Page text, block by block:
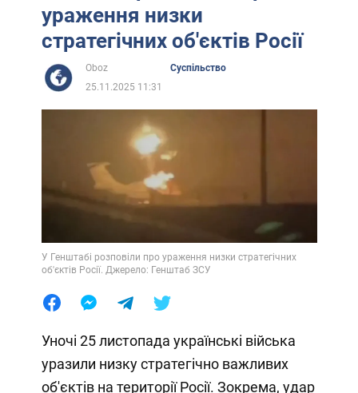
ураження низки
стратегічних об'єктів Росії
Oboz
Суспільство
25.11.2025 11:31
У Генштабі розповіли про ураження низки стратегічних
об'єктів Росії. Джерело: Генштаб ЗСУ
Уночі 25 листопада українські війська
уразили низку стратегічно важливих
об'єктів на території Росії. Зокрема, удар